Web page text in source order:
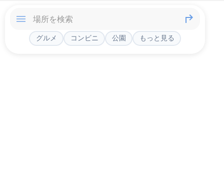
グルメ コンビニ 公園 もっと見る